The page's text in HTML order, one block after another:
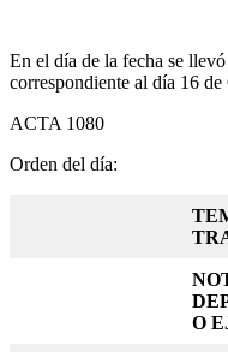
En el día de la fecha se
correspondiente al día 16 de
ACTA 1080
Orden del día:
O